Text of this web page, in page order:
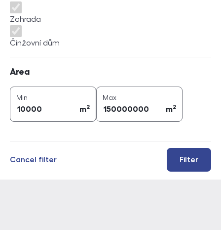
Zahrada
Činžovní dům
Area
Min
m2
Maxarea (
m2
Filter
Cancel filter